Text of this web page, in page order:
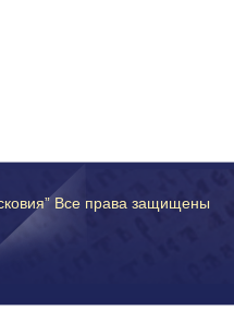
Все права защищены